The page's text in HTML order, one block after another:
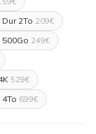
2To 209€
249€
529€
699€